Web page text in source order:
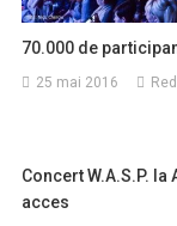
70.000 de
25 mai 2016
Concert W.A.S.P.
acces